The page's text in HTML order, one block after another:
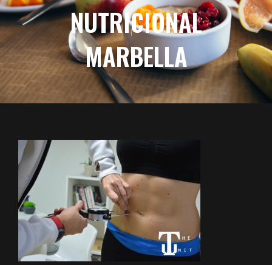
NUTRICIONAL
MARBELLA